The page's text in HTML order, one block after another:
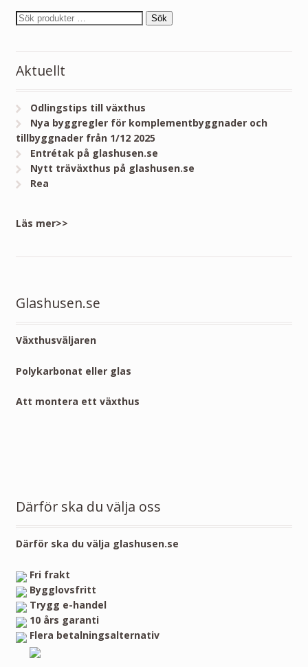
Sök
Aktuellt
Odlingstips till växthus
Nya byggregler för komplementbyggnader och
tillbyggnader från 1/12 2025
Entrétak på glashusen.se
Nytt träväxthus på glashusen.se
Rea
Läs mer>>
Glashusen.se
Växthusväljaren
Polykarbonat eller glas
Att montera ett växthus
Därför ska du välja oss
Därför ska du välja glashusen.se
Fri frakt
Bygglovsfritt
Trygg e-handel
10 års garanti
Flera betalningsalternativ